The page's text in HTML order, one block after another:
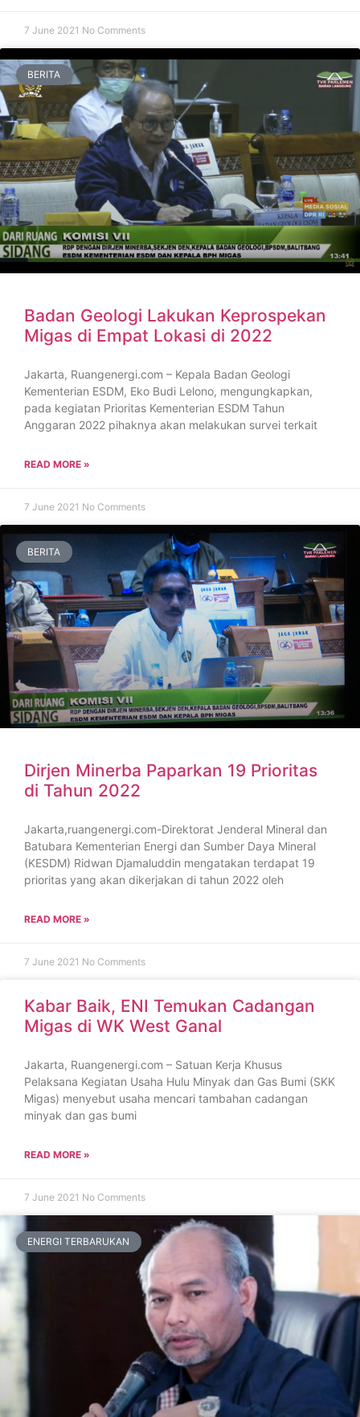
7 June 2021 No Comments
BERITA
Badan Geologi Lakukan Keprospekan
Migas di Empat Lokasi di 2022
Jakarta, Ruangenergi.com – Kepala Badan Geologi
Kementerian ESDM, Eko Budi Lelono, mengungkapkan,
pada kegiatan Prioritas Kementerian ESDM Tahun
Anggaran 2022 pihaknya akan melakukan survei terkait
READ MORE »
7 June 2021 No Comments
BERITA
Dirjen Minerba Paparkan 19 Prioritas
di Tahun 2022
Jakarta,ruangenergi.com-Direktorat Jenderal Mineral dan
Batubara Kementerian Energi dan Sumber Daya Mineral
(KESDM) Ridwan Djamaluddin mengatakan terdapat 19
prioritas yang akan dikerjakan di tahun 2022 oleh
READ MORE »
7 June 2021 No Comments
Kabar Baik, ENI Temukan Cadangan
Migas di WK West Ganal
Jakarta, Ruangenergi.com – Satuan Kerja Khusus
Pelaksana Kegiatan Usaha Hulu Minyak dan Gas Bumi (SKK
Migas) menyebut usaha mencari tambahan cadangan
minyak dan gas bumi
READ MORE »
7 June 2021 No Comments
ENERGI TERBARUKAN